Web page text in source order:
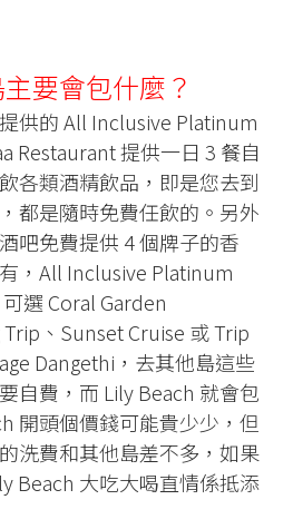
要會包什麼？
提供的 All Inclusive Platinum
Restaurant 提供一日 3 餐自
各類酒精飲品，即是您去到
都是隨時免費任飲的。另外
吧免費提供 4 個牌子的香
，All Inclusive Platinum
選 Coral Garden
、Sunset Cruise 或 Trip
Dangethi，去其他島這些
自費，而 Lily Beach 就會包
開頭個價錢可能貴少少，但
洗費和其他島差不多，如果
Beach 大吃大喝直情係抵添